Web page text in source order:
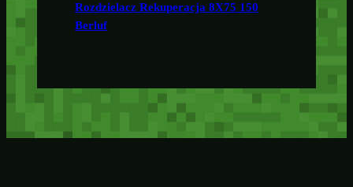
Rozdzielacz Rekuperacja 8X75 150
Berluf